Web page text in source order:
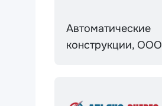
Автоматические
конструкции, ООО